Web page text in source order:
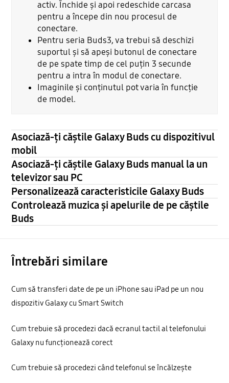
activ. Închide și apoi redeschide carcasa
pentru a începe din nou procesul de
conectare.
Pentru seria Buds3, va trebui să deschizi
suportul și să apeși butonul de conectare
de pe spate timp de cel puțin 3 secunde
pentru a intra în modul de conectare.
Imaginile și conținutul pot varia în funcție
de model.
Asociază-ți căștile Galaxy Buds cu dispozitivul
mobil
Asociază-ți căștile Galaxy Buds manual la un
televizor sau PC
Personalizează caracteristicile Galaxy Buds
Controlează muzica și apelurile de pe căștile
Buds
Întrebări similare
Cum să transferi date de pe un iPhone sau iPad pe un nou
dispozitiv Galaxy cu Smart Switch
Cum trebuie să procedezi dacă ecranul tactil al telefonului
Galaxy nu funcționează corect
Cum trebuie să procedezi când telefonul se încălzește